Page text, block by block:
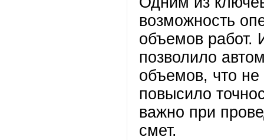
возможность
объемов работ.
позволило
объемов, что
повысило
важно при
смет.